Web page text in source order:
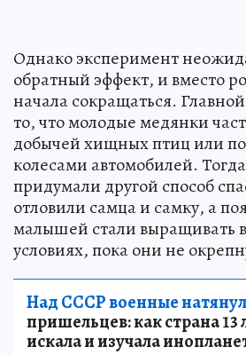
Однако эксперимент
обратный эффект, и вместо
начала сокращаться.
то, что молодые медянки
добычей хищных птиц или
колесами автомобилей.
придумали другой способ
отловили самца и самку, а
малышей стали выращивать
условиях, пока они не
Над СССР военные
пришельцев: как страна 13
искала и изучала